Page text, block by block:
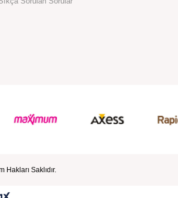
Hakları Saklıdır.